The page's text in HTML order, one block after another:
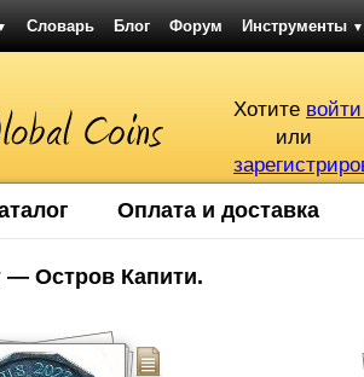
Словарь Блог Форум Инструменты ▼
Хотите
или
Оплата и доставка
— Остров Капити.